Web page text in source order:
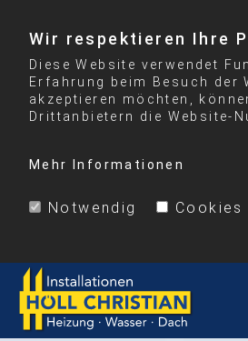
Wir respektieren Ihre
Diese Website verwendet
Erfahrung beim Besuch der
akzeptieren möchten,
Drittanbietern die Website-
Mehr Informationen
Notwendig